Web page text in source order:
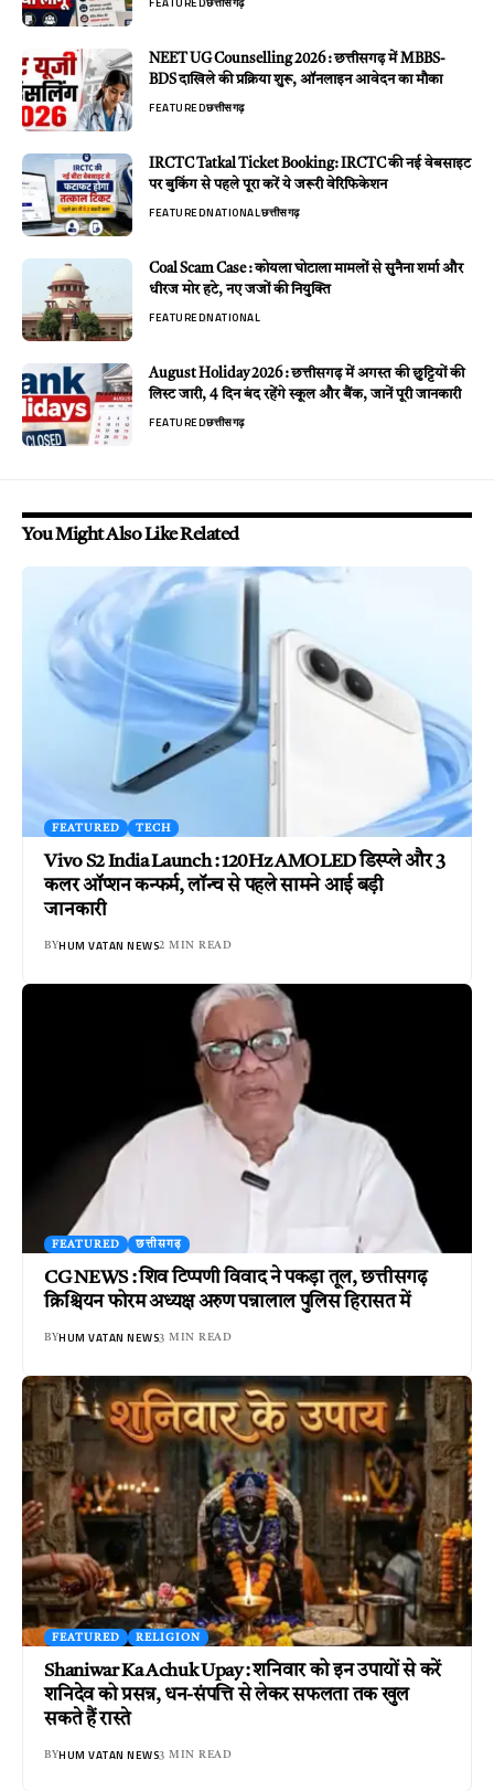
NEET UG Counselling 2026 : छत्तीसगढ़ में MBBS-
BDS दाखिले की प्रक्रिया शुरू, ऑनलाइन आवेदन का मौका
FEATUREDछत्तीसगढ़
IRCTC Tatkal Ticket Booking: IRCTC की नई वेबसाइट
पर बुकिंग से पहले पूरा करें ये जरूरी वेरिफिकेशन
FEATUREDNATIONALछत्तीसगढ़
Coal Scam Case : कोयला घोटाला मामलों से सुनैना शर्मा और
धीरज मोर हटे, नए जजों की नियुक्ति
FEATUREDNATIONAL
August Holiday 2026 : छत्तीसगढ़ में अगस्त की छुट्टियों की
लिस्ट जारी, 4 दिन बंद रहेंगे स्कूल और बैंक, जानें पूरी जानकारी
FEATUREDछत्तीसगढ़
You Might Also Like Related
FEATURED TECH
Vivo S2 India Launch : 120Hz AMOLED डिस्प्ले और 3
कलर ऑप्शन कन्फर्म, लॉन्च से पहले सामने आई बड़ी
जानकारी
BYHUM VATAN NEWS2 MIN READ
FEATURED छत्तीसगढ़
CG NEWS : शिव टिप्पणी विवाद ने पकड़ा तूल, छत्तीसगढ़
क्रिश्चियन फोरम अध्यक्ष अरुण पन्नालाल पुलिस हिरासत में
BYHUM VATAN NEWS3 MIN READ
FEATURED RELIGION
Shaniwar Ka Achuk Upay : शनिवार को इन उपायों से करें
शनिदेव को प्रसन्न, धन-संपत्ति से लेकर सफलता तक खुल
सकते हैं रास्ते
BYHUM VATAN NEWS3 MIN READ